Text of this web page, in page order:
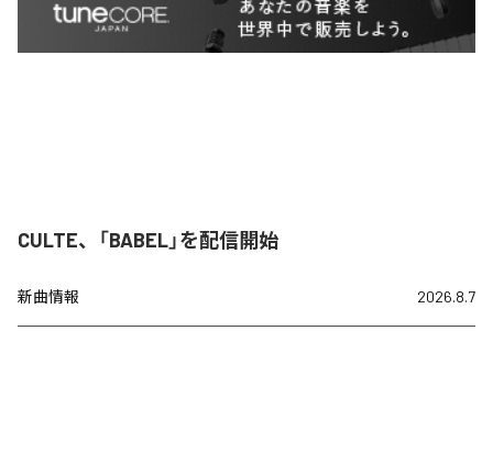
CULTE、「BABEL」を配信開始
新曲情報 2026.8.7